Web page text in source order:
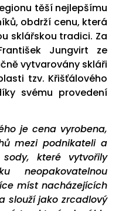
těší nejlepšímu
obdrží cenu, která
sklářskou tradici. Za
Jungvirt ze
vytvarovány skláři
tzv. Křišťálového
svému provedení
je cena vyrobena,
mezi podnikateli a
které vytvořily
neopakovatelnou
míst nacházejících
slouží jako zrcadlový